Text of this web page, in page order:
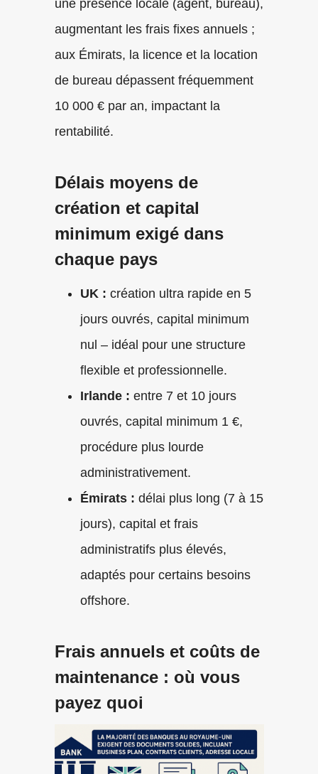
une présence locale (agent, bureau),
augmentant les frais fixes annuels ;
aux Émirats, la licence et la location
de bureau dépassent fréquemment
10 000 € par an, impactant la
rentabilité.
Délais moyens de
création et capital
minimum exigé dans
chaque pays
UK : création ultra rapide en 5
jours ouvrés, capital minimum
nul – idéal pour une structure
flexible et professionnelle.
Irlande : entre 7 et 10 jours
ouvrés, capital minimum 1 €,
procédure plus lourde
administrativement.
Émirats : délai plus long (7 à 15
jours), capital et frais
administratifs plus élevés,
adaptés pour certains besoins
offshore.
Frais annuels et coûts de
maintenance : où vous
payez quoi